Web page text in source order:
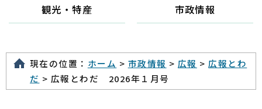
観光・特産
市政情報
現在の位置： ホーム > 市政情報 > 広報 > 広報とわ
だ > 広報とわだ 2026年１月号